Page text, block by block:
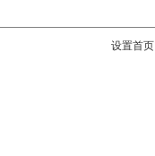
设置首页